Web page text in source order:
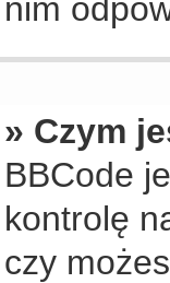
nim
» Czym
BBCode
kontrolę
czy